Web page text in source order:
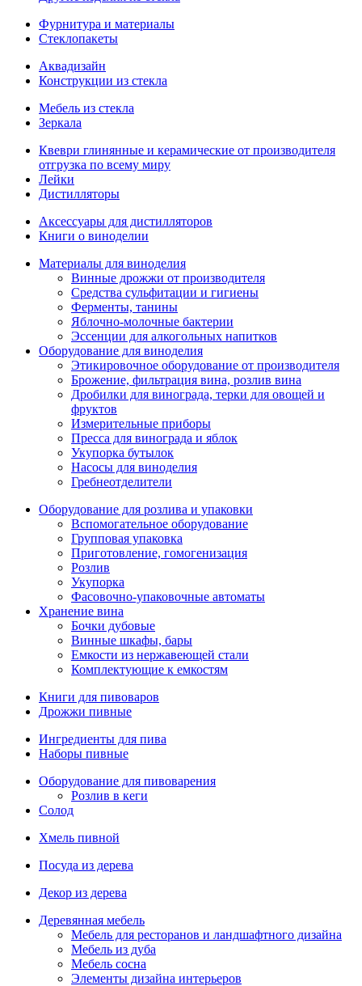
Фурнитура и материалы
Стеклопакеты
Аквадизайн
Конструкции из стекла
Мебель из стекла
Зеркала
Квеври глинянные и керамические от производителя
отгрузка по всему миру
Лейки
Дистилляторы
Аксессуары для дистилляторов
Книги о виноделии
Материалы для виноделия
Винные дрожжи от производителя
Средства сульфитации и гигиены
Ферменты, танины
Яблочно-молочные бактерии
Эссенции для алкогольных напитков
Оборудование для виноделия
Этикировочное оборудование от производителя
Брожение, фильтрация вина, розлив вина
Дробилки для винограда, терки для овощей и
фруктов
Измерительные приборы
Пресса для винограда и яблок
Укупорка бутылок
Насосы для виноделия
Гребнеотделители
Оборудование для розлива и упаковки
Вспомогательное оборудование
Групповая упаковка
Приготовление, гомогенизация
Розлив
Укупорка
Фасовочно-упаковочные автоматы
Хранение вина
Бочки дубовые
Винные шкафы, бары
Емкости из нержавеющей стали
Комплектующие к емкостям
Книги для пивоваров
Дрожжи пивные
Ингредиенты для пива
Наборы пивные
Оборудование для пивоварения
Розлив в кеги
Солод
Хмель пивной
Посуда из дерева
Декор из дерева
Деревянная мебель
Мебель для ресторанов и ландшафтного дизайна
Мебель из дуба
Мебель сосна
Элементы дизайна интерьеров